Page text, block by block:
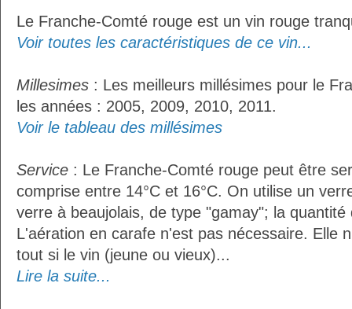
Le Franche-Comté rouge est un vin rouge
Voir toutes les caractéristiques de ce vin...
Millesimes : Les meilleurs millésimes pour le
les années : 2005, 2009, 2010, 2011.
Voir le tableau des millésimes
Service : Le Franche-Comté rouge peut être
comprise entre 14°C et 16°C. On utilise un
verre à beaujolais, de type "gamay"; la
L'aération en carafe n'est pas nécessaire. Elle
tout si le vin (jeune ou vieux)...
Lire la suite...